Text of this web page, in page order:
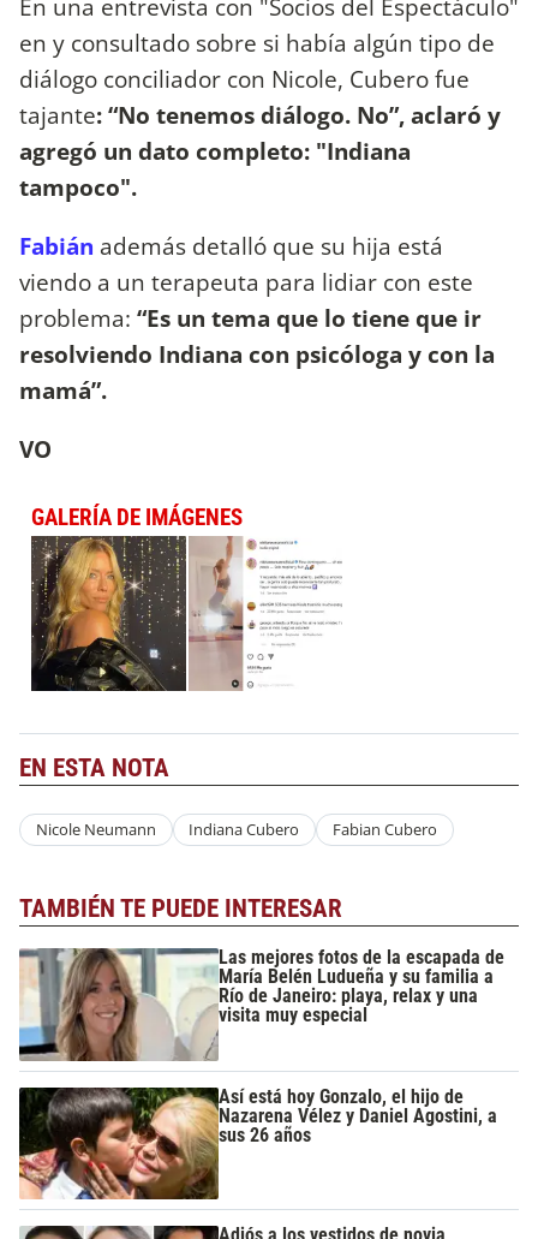
en y consultado sobre si había algún tipo de
diálogo conciliador con Nicole, Cubero fue
tajante: “No tenemos diálogo. No”, aclaró y
agregó un dato completo: "Indiana
tampoco".
Fabián además detalló que su hija está
viendo a un terapeuta para lidiar con este
problema: “Es un tema que lo tiene que ir
resolviendo Indiana con psicóloga y con la
mamá”.
VO
GALERÍA DE IMÁGENES
EN ESTA NOTA
Nicole Neumann Indiana Cubero Fabian Cubero
TAMBIÉN TE PUEDE INTERESAR
Las mejores fotos de la escapada de
María Belén Ludueña y su familia a
Río de Janeiro: playa, relax y una
visita muy especial
Así está hoy Gonzalo, el hijo de
Nazarena Vélez y Daniel Agostini, a
sus 26 años